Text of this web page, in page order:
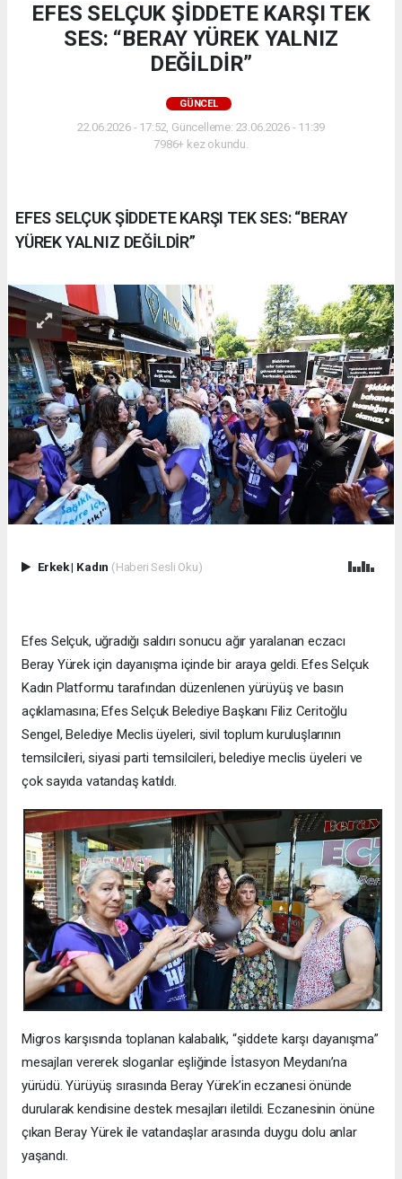
EFES SELÇUK ŞİDDETE KARŞI TEK
SES: “BERAY YÜREK YALNIZ
DEĞİLDİR”
GÜNCEL
22.06.2026 - 17:52, Güncelleme: 23.06.2026 - 11:39
7986+ kez okundu.
EFES SELÇUK ŞİDDETE KARŞI TEK SES: “BERAY
YÜREK YALNIZ DEĞİLDİR”
Erkek| Kadın (Haberi Sesli Oku)
Efes Selçuk, uğradığı saldırı sonucu ağır yaralanan eczacı
Beray Yürek için dayanışma içinde bir araya geldi. Efes Selçuk
Kadın Platformu tarafından düzenlenen yürüyüş ve basın
açıklamasına; Efes Selçuk Belediye Başkanı Filiz Ceritoğlu
Sengel, Belediye Meclis üyeleri, sivil toplum kuruluşlarının
temsilcileri, siyasi parti temsilcileri, belediye meclis üyeleri ve
çok sayıda vatandaş katıldı.
Migros karşısında toplanan kalabalık, “şiddete karşı dayanışma”
mesajları vererek sloganlar eşliğinde İstasyon Meydanı’na
yürüdü. Yürüyüş sırasında Beray Yürek’in eczanesi önünde
durularak kendisine destek mesajları iletildi. Eczanesinin önüne
çıkan Beray Yürek ile vatandaşlar arasında duygu dolu anlar
yaşandı.